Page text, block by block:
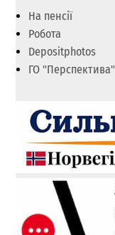
На пенсії
Робота
Depositphotos
ГО "Перспектива"